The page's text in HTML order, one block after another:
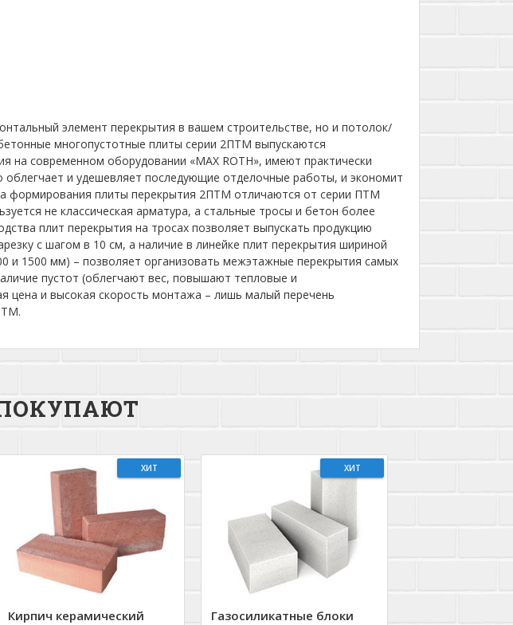
элемент перекрытия в вашем строительстве, но и потолок/
многопустотные плиты серии 2ПТМ выпускаются
современном оборудовании «MAX ROTH», имеют практически
и удешевляет последующие отделочные работы, и экономит
формирования плиты перекрытия 2ПТМ отличаются от серии ПТМ
не классическая арматура, а стальные тросы и бетон более
плит перекрытия на тросах позволяет выпускать продукцию
с шагом в 10 см, а наличие в линейке плит перекрытия шириной
и 1500 мм) – позволяет организовать межэтажные перекрытия самых
пустот (облегчают вес, повышают тепловые и
цена и высокая скорость монтажа – лишь малый перечень
ХИТ
Кирпич керамический
ХИТ
Газосиликатные блоки